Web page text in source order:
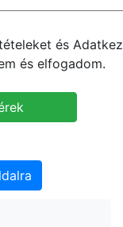
és
és elfogadom.